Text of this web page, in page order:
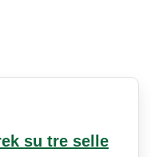
su tre selle